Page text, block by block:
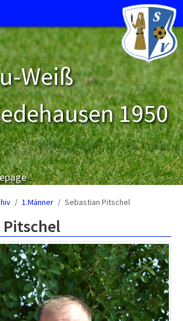
Weiß
1950
1.Männer Sebastian Pitschel
Pitschel